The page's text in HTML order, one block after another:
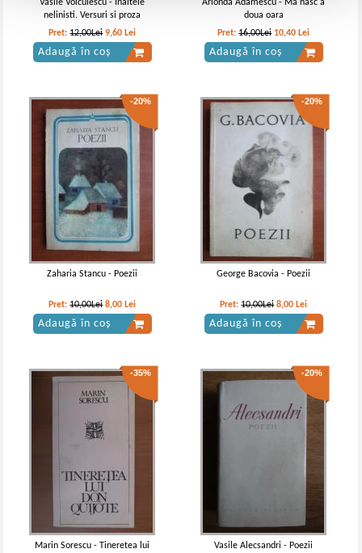
Vasile Voiculescu - Inaltele
nelinisti. Versuri si proza
Pret:12,00Lei 9,60 Lei
Adaugă în coș
Arionda Adamescu - Ma nasc a
doua oara
Pret:16,00Lei 10,40 Lei
Adaugă în coș
-20%
Zaharia Stancu - Poezii
Pret:10,00Lei 8,00 Lei
Adaugă în coș
-20%
George Bacovia - Poezii
Pret:10,00Lei 8,00 Lei
Adaugă în coș
-35%
Marin Sorescu - Tineretea lui
-20%
Vasile Alecsandri - Poezii